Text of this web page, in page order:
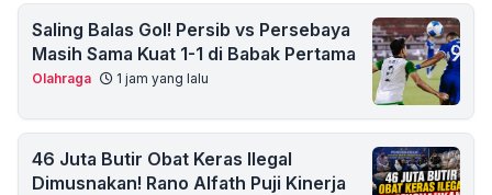
Saling Balas Gol! Persib vs Persebaya
Masih Sama Kuat 1-1 di Babak Pertama
Olahraga 1 jam yang lalu
46 Juta Butir Obat Keras Ilegal
Dimusnakan! Rano Alfath Puji Kinerja